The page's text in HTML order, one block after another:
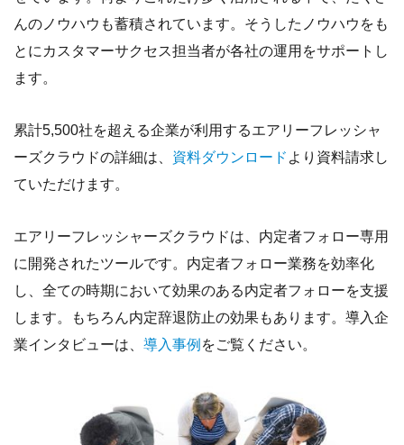
んのノウハウも蓄積されています。そうしたノウハウをも
とにカスタマーサクセス担当者が各社の運用をサポートし
ます。
累計5,500社を超える企業が利用するエアリーフレッシャ
ーズクラウドの詳細は、 資料ダウンロード より資料請求し
ていただけます。
エアリーフレッシャーズクラウドは、内定者フォロー専用
に開発されたツールです。内定者フォロー業務を効率化
し、全ての時期において効果のある内定者フォローを支援
します。もちろん内定辞退防止の効果もあります。導入企
業インタビューは、 導入事例 をご覧ください。